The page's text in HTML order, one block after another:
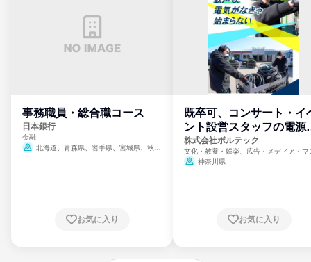
事務職員・総合職コース
日本銀行
金融
北海道、青森県、岩手県、宮城県、秋田
崎県、熊本県、大分県、宮崎県、鹿児島県、
お気に入り
既卒可、コンサート・イ
ント設営スタッフの電源
門
株式会社ボルテック
文化・教養・娯楽、広告・メディア・マ
ミ、電力・ガス・水道・エネルギー
神奈川県
お気に入り